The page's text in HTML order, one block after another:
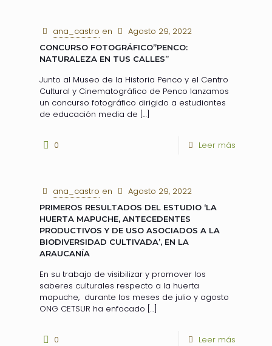
ana_castro en Agosto 29, 2022
CONCURSO FOTOGRÁFICO”PENCO:
NATURALEZA EN TUS CALLES”
Junto al Museo de la Historia Penco y el Centro
Cultural y Cinematográfico de Penco lanzamos
un concurso fotográfico dirigido a estudiantes
de educación media de […]
0 Leer más
ana_castro en Agosto 29, 2022
PRIMEROS RESULTADOS DEL ESTUDIO ‘LA
HUERTA MAPUCHE, ANTECEDENTES
PRODUCTIVOS Y DE USO ASOCIADOS A LA
BIODIVERSIDAD CULTIVADA’, EN LA
ARAUCANÍA
En su trabajo de visibilizar y promover los
saberes culturales respecto a la huerta
mapuche, durante los meses de julio y agosto
ONG CETSUR ha enfocado […]
0 Leer más